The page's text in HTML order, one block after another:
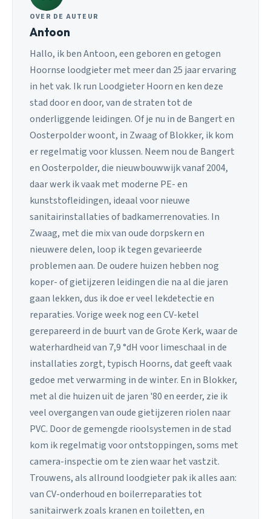
OVER DE AUTEUR
Antoon
Hallo, ik ben Antoon, een geboren en getogen
Hoornse loodgieter met meer dan 25 jaar ervaring
in het vak. Ik run Loodgieter Hoorn en ken deze
stad door en door, van de straten tot de
onderliggende leidingen. Of je nu in de Bangert en
Oosterpolder woont, in Zwaag of Blokker, ik kom
er regelmatig voor klussen. Neem nou de Bangert
en Oosterpolder, die nieuwbouwwijk vanaf 2004,
daar werk ik vaak met moderne PE- en
kunststofleidingen, ideaal voor nieuwe
sanitairinstallaties of badkamerrenovaties. In
Zwaag, met die mix van oude dorpskern en
nieuwere delen, loop ik tegen gevarieerde
problemen aan. De oudere huizen hebben nog
koper- of gietijzeren leidingen die na al die jaren
gaan lekken, dus ik doe er veel lekdetectie en
reparaties. Vorige week nog een CV-ketel
gerepareerd in de buurt van de Grote Kerk, waar de
waterhardheid van 7,9 °dH voor limeschaal in de
installaties zorgt, typisch Hoorns, dat geeft vaak
gedoe met verwarming in de winter. En in Blokker,
met al die huizen uit de jaren '80 en eerder, zie ik
veel overgangen van oude gietijzeren riolen naar
PVC. Door de gemengde rioolsystemen in de stad
kom ik regelmatig voor ontstoppingen, soms met
camera-inspectie om te zien waar het vastzit.
Trouwens, als allround loodgieter pak ik alles aan:
van CV-onderhoud en boilerreparaties tot
sanitairwerk zoals kranen en toiletten, en